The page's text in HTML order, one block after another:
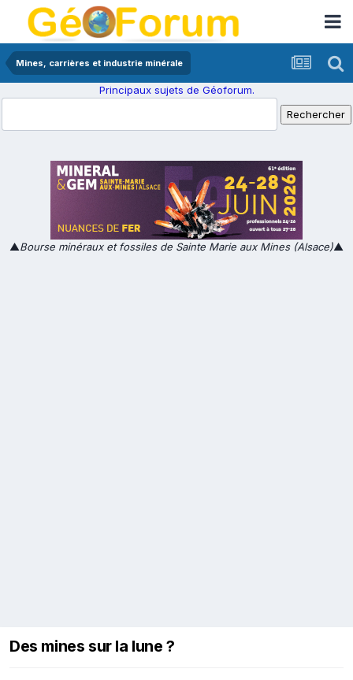
Mines, carrières et industrie minérale
Principaux sujets de Géoforum.
▲Bourse minéraux et fossiles de Sainte Marie aux Mines (Alsace)▲
Des mines sur la lune ?